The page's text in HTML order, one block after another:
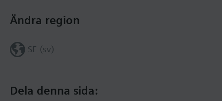
Dela denna sida:
Ändra region
SE (sv)